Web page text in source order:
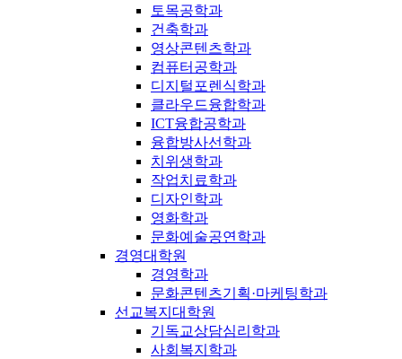
토목공학과
건축학과
영상콘텐츠학과
컴퓨터공학과
디지털포렌식학과
클라우드융합학과
ICT융합공학과
융합방사선학과
치위생학과
작업치료학과
디자인학과
영화학과
문화예술공연학과
경영대학원
경영학과
문화콘텐츠기획·마케팅학과
선교복지대학원
기독교상담심리학과
사회복지학과